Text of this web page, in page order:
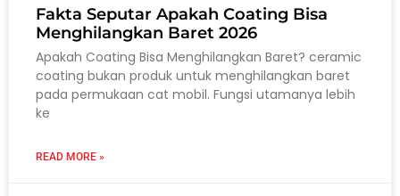
Fakta Seputar Apakah Coating Bisa
Menghilangkan Baret 2026
Apakah Coating Bisa Menghilangkan Baret? ceramic
coating bukan produk untuk menghilangkan baret
pada permukaan cat mobil. Fungsi utamanya lebih
ke
READ MORE »